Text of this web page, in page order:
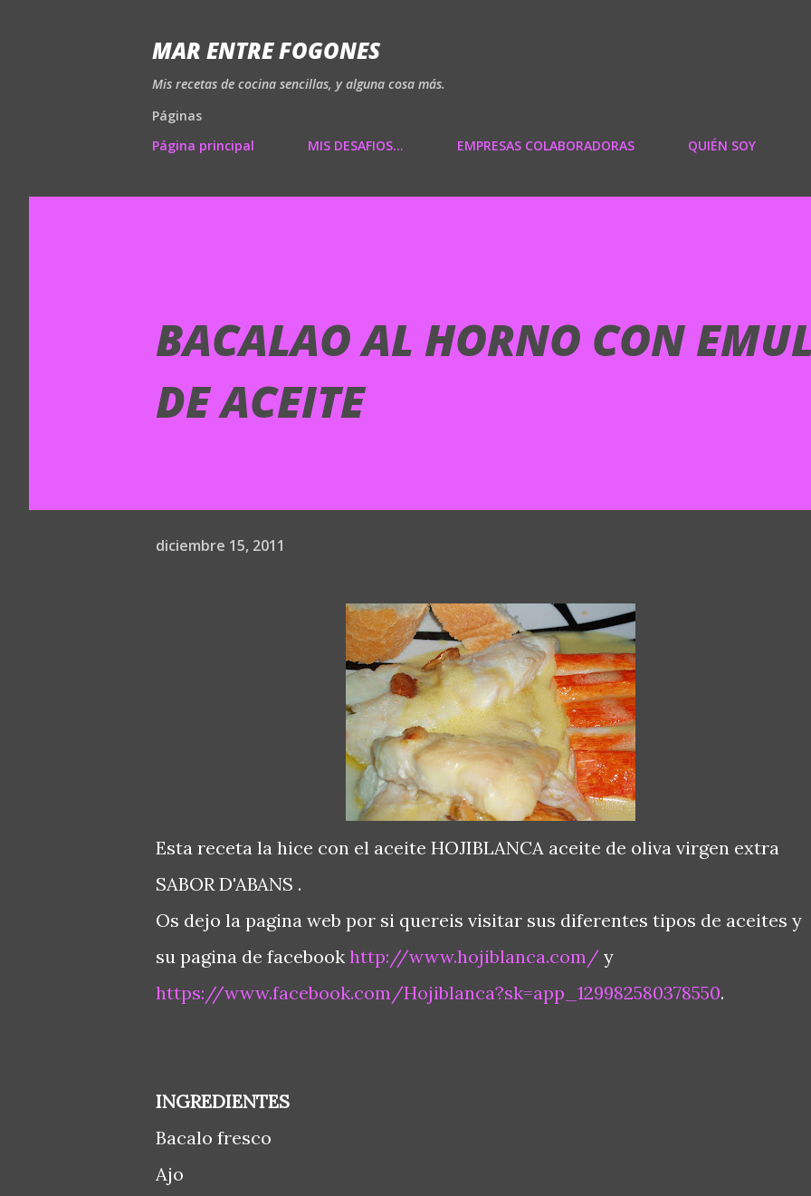
MAR ENTRE FOGONES
Mis recetas de cocina sencillas, y alguna cosa más.
Páginas
Página principal
MIS DESAFIOS... EMPRESAS COLABORADORAS QUIÉN SOY
BACALAO AL HORNO CON
DE ACEITE
diciembre 15, 2011
Esta receta la hice con el aceite HOJIBLANCA aceite de oliva virgen extra
SABOR D'ABANS .
Os dejo la pagina web por si quereis visitar sus diferentes tipos de aceites y
su pagina de facebook http://www.hojiblanca.com/ y
https://www.facebook.com/Hojiblanca?sk=app_129982580378550.
INGREDIENTES
Bacalo fresco
Ajo